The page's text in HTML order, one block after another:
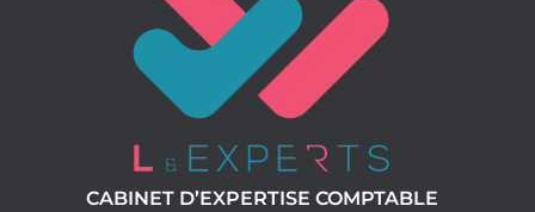
CABINET D’EXPERTISE COMPTABLE